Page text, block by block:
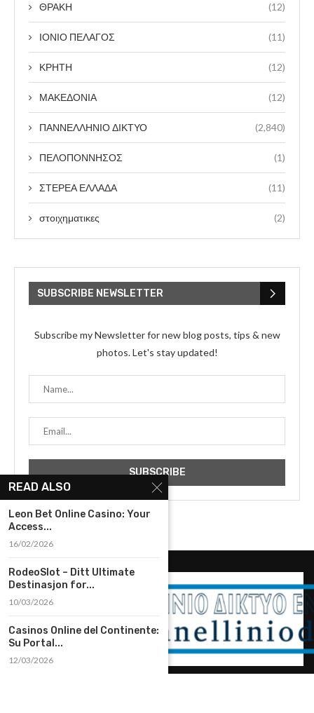
ΘΡΑΚΗ (12)
ΙΟΝΙΟ ΠΕΛΑΓΟΣ (11)
ΚΡΗΤΗ (12)
ΜΑΚΕΔΟΝΙΑ (12)
ΠΑΝΝΕΛΛΗΝΙΟ ΔΙΚΤΥΟ (2,840)
ΠΕΛΟΠΟΝΝΗΣΟΣ (1)
ΣΤΕΡΕΑ ΕΛΛΑΔΑ (11)
στοιχηματικες (2)
SUBSCRIBE NEWSLETTER
Subscribe my Newsletter for new blog posts, tips & new
photos. Let's stay updated!
READ ALSO
Leon Bet Online Casino: Your
Access...
16/02/2026
RodeoSlot – Ditt Ultimate
Destinasjon for...
10/03/2026
Casinos Online del Continente:
Su Portal...
12/03/2026